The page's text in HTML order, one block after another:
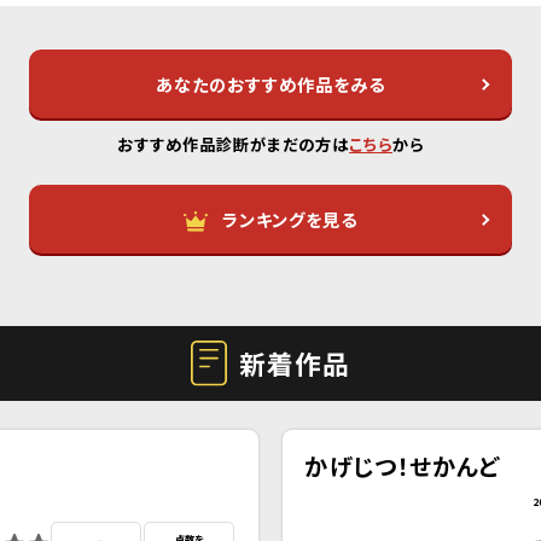
あなたのおすすめ作品をみる
おすすめ作品診断がまだの方はこちらから
ランキングを見る
新着作品
かげじつ！せかんど